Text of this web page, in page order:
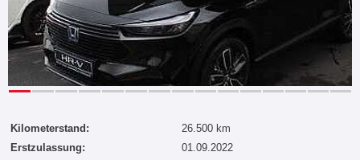
Kilometerstand:
26.500 km
Erstzulassung:
01.09.2022